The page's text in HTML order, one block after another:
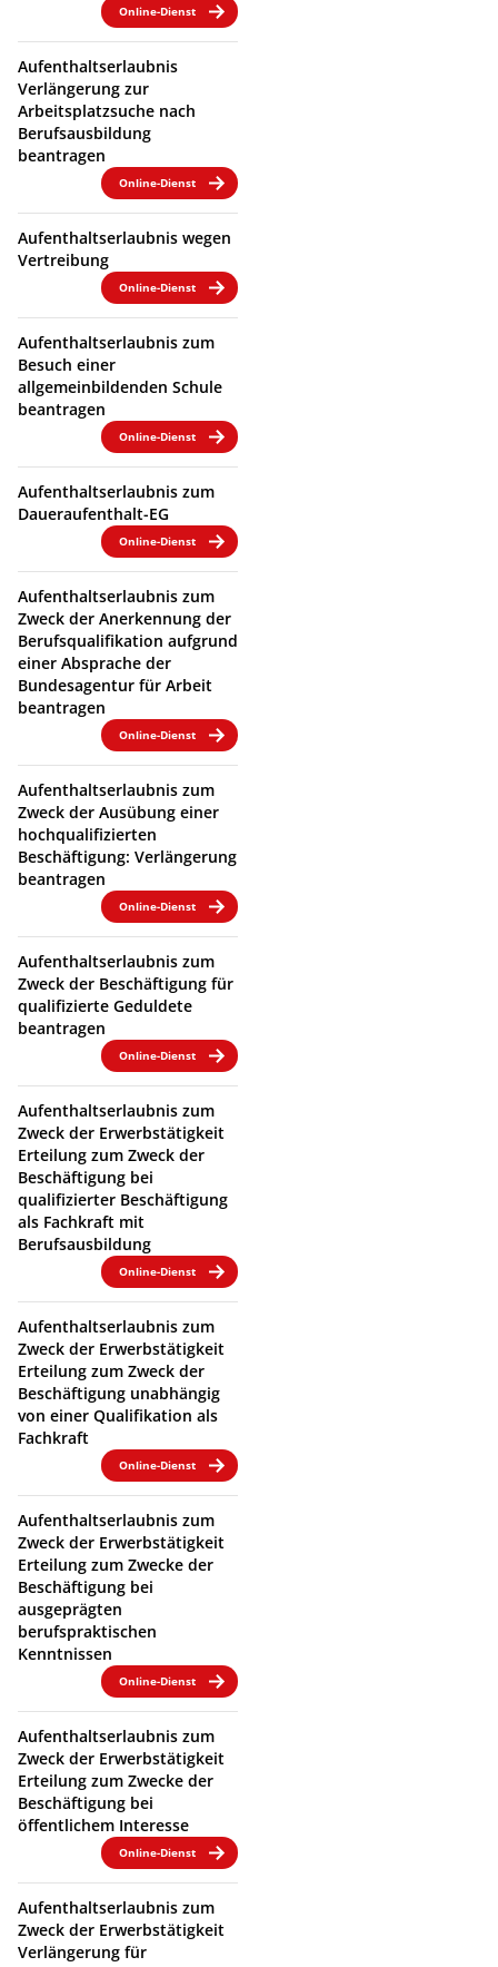
Online-Dienst
Aufenthaltserlaubnis
Verlängerung zur
Arbeitsplatzsuche nach
Berufsausbildung
beantragen
Online-Dienst
Aufenthaltserlaubnis wegen
Vertreibung
Online-Dienst
Aufenthaltserlaubnis zum
Besuch einer
allgemeinbildenden Schule
beantragen
Online-Dienst
Aufenthaltserlaubnis zum
Daueraufenthalt-EG
Online-Dienst
Aufenthaltserlaubnis zum
Zweck der Anerkennung der
Berufsqualifikation aufgrund
einer Absprache der
Bundesagentur für Arbeit
beantragen
Online-Dienst
Aufenthaltserlaubnis zum
Zweck der Ausübung einer
hochqualifizierten
Beschäftigung: Verlängerung
beantragen
Online-Dienst
Aufenthaltserlaubnis zum
Zweck der Beschäftigung für
qualifizierte Geduldete
beantragen
Online-Dienst
Aufenthaltserlaubnis zum
Zweck der Erwerbstätigkeit
Erteilung zum Zweck der
Beschäftigung bei
qualifizierter Beschäftigung
als Fachkraft mit
Berufsausbildung
Online-Dienst
Aufenthaltserlaubnis zum
Zweck der Erwerbstätigkeit
Erteilung zum Zweck der
Beschäftigung unabhängig
von einer Qualifikation als
Fachkraft
Online-Dienst
Aufenthaltserlaubnis zum
Zweck der Erwerbstätigkeit
Erteilung zum Zwecke der
Beschäftigung bei
ausgeprägten
berufspraktischen
Kenntnissen
Online-Dienst
Aufenthaltserlaubnis zum
Zweck der Erwerbstätigkeit
Erteilung zum Zwecke der
Beschäftigung bei
öffentlichem Interesse
Online-Dienst
Aufenthaltserlaubnis zum
Zweck der Erwerbstätigkeit
Verlängerung für